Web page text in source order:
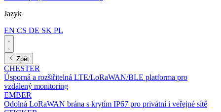
Jazyk
EN CS DE SK PL
Zpět
CHESTER
Úsporná a rozšiřitelná LTE/LoRaWAN/BLE platforma pro
vzdálený monitoring
EMBER
Odolná LoRaWAN brána s krytím IP67 pro privátní i veřejné sítě